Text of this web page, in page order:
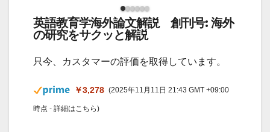
英語教育学海外論文解説 創刊号: 海外
の研究をサクッと解説
只今、カスタマーの評価を取得しています。
￥3,278 (2025年11月11日 21:43 GMT +09:00
時点 - 詳細はこちら)